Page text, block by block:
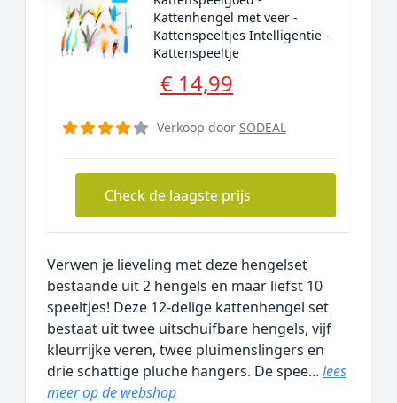
Kattenhengel met veer -
Kattenspeeltjes Intelligentie -
Kattenspeeltje
€ 14,99
Verkoop door SODEAL
Check de laagste prijs
Verwen je lieveling met deze hengelset
bestaande uit 2 hengels en maar liefst 10
speeltjes! Deze 12-delige kattenhengel set
bestaat uit twee uitschuifbare hengels, vijf
kleurrijke veren, twee pluimenslingers en
drie schattige pluche hangers. De spee... lees
meer op de webshop